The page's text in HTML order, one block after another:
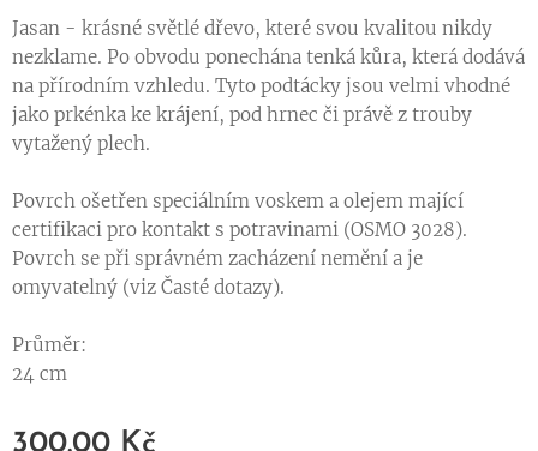
Jasan - krásné světlé dřevo, které svou kvalitou nikdy
nezklame. Po obvodu ponechána tenká kůra, která dodává
na přírodním vzhledu. Tyto podtácky jsou velmi vhodné
jako prkénka ke krájení, pod hrnec či právě z trouby
vytažený plech.
Povrch ošetřen speciálním voskem a olejem mající
certifikaci pro kontakt s potravinami (OSMO 3028).
Povrch se při správném zacházení nemění a je
omyvatelný (viz Časté dotazy).
Průměr:
24 cm
300.00 Kč